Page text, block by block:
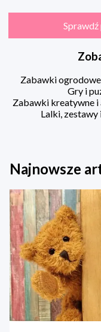
Zabawki ogrodowe
Gry i
Zabawki kreatywne
Lalki,
Najnowsze